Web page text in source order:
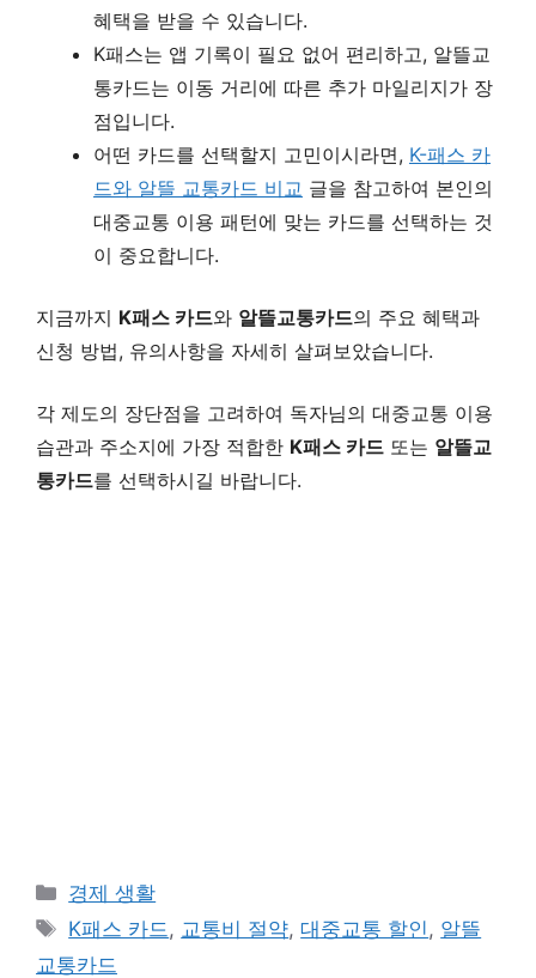
혜택을 받을 수 있습니다.
K패스는 앱 기록이 필요 없어 편리하고, 알뜰교
통카드는 이동 거리에 따른 추가 마일리지가 장
점입니다.
어떤 카드를 선택할지 고민이시라면, K-패스 카
드와 알뜰 교통카드 비교 글을 참고하여 본인의
대중교통 이용 패턴에 맞는 카드를 선택하는 것
이 중요합니다.
지금까지 K패스 카드와 알뜰교통카드의 주요 혜택과
신청 방법, 유의사항을 자세히 살펴보았습니다.
각 제도의 장단점을 고려하여 독자님의 대중교통 이용
습관과 주소지에 가장 적합한 K패스 카드 또는 알뜰교
통카드를 선택하시길 바랍니다.
카
테
경제 생활
태
그
K패스 카드 , 교통비 절약,대중교통 할인 , 알뜰
교통카드